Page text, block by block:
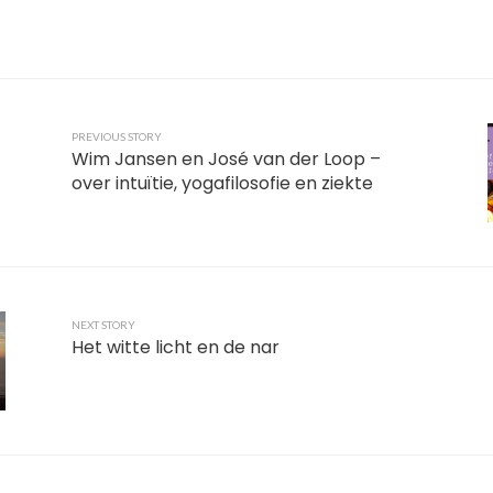
PREVIOUS STORY
Wim Jansen en José van der Loop –
over intuïtie, yogafilosofie en ziekte
NEXT STORY
Het witte licht en de nar